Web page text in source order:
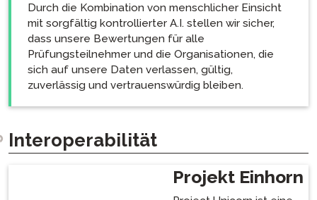
Durch die Kombination von menschlicher Einsicht
mit sorgfältig kontrollierter A.I. stellen wir sicher,
dass unsere Bewertungen für alle
Prüfungsteilnehmer und die Organisationen, die
sich auf unsere Daten verlassen, gültig,
zuverlässig und vertrauenswürdig bleiben.
Interoperabilität
Projekt Einhorn